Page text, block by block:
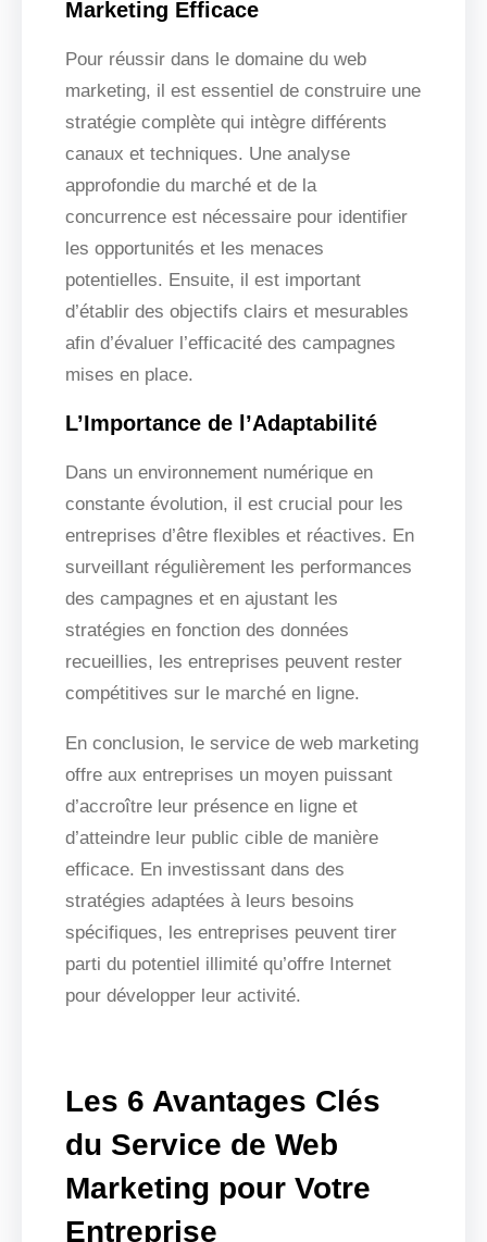
Marketing Efficace
Pour réussir dans le domaine du web
marketing, il est essentiel de construire une
stratégie complète qui intègre différents
canaux et techniques. Une analyse
approfondie du marché et de la
concurrence est nécessaire pour identifier
les opportunités et les menaces
potentielles. Ensuite, il est important
d’établir des objectifs clairs et mesurables
afin d’évaluer l’efficacité des campagnes
mises en place.
L’Importance de l’Adaptabilité
Dans un environnement numérique en
constante évolution, il est crucial pour les
entreprises d’être flexibles et réactives. En
surveillant régulièrement les performances
des campagnes et en ajustant les
stratégies en fonction des données
recueillies, les entreprises peuvent rester
compétitives sur le marché en ligne.
En conclusion, le service de web marketing
offre aux entreprises un moyen puissant
d’accroître leur présence en ligne et
d’atteindre leur public cible de manière
efficace. En investissant dans des
stratégies adaptées à leurs besoins
spécifiques, les entreprises peuvent tirer
parti du potentiel illimité qu’offre Internet
pour développer leur activité.
Les 6 Avantages Clés
du Service de Web
Marketing pour Votre
Entreprise